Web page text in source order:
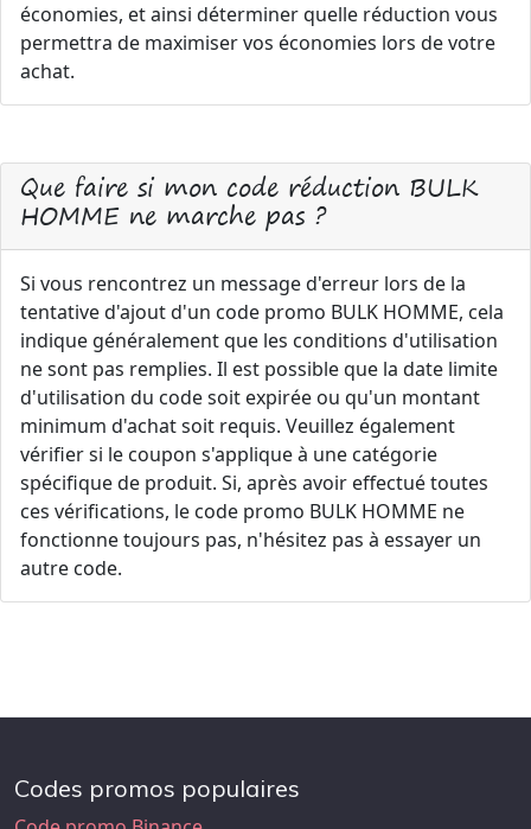
économies, et ainsi déterminer quelle réduction vous
permettra de maximiser vos économies lors de votre
achat.
Que faire si mon code réduction BULK
HOMME ne marche pas ?
Si vous rencontrez un message d'erreur lors de la
tentative d'ajout d'un code promo BULK HOMME, cela
indique généralement que les conditions d'utilisation
ne sont pas remplies. Il est possible que la date limite
d'utilisation du code soit expirée ou qu'un montant
minimum d'achat soit requis. Veuillez également
vérifier si le coupon s'applique à une catégorie
spécifique de produit. Si, après avoir effectué toutes
ces vérifications, le code promo BULK HOMME ne
fonctionne toujours pas, n'hésitez pas à essayer un
autre code.
Codes promos populaires